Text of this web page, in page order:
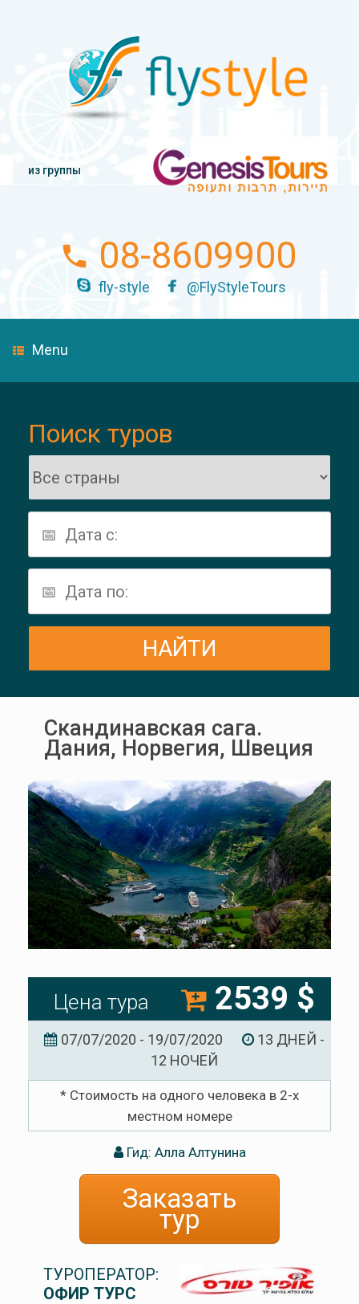
из группы
08-8609900
fly-style @FlyStyleTours
Menu
Поиск туров
Скандинавская сага.
Дания, Норвегия, Швеция
Цена тура 2539 $
07/07/2020 - 19/07/2020
13 ДНЕЙ -
12 НОЧЕЙ
* Стоимость на одного человека в 2-х
местном номере
Гид: Алла Алтунина
Заказать
тур
ТУРОПЕРАТОР:
ОФИР ТУРС